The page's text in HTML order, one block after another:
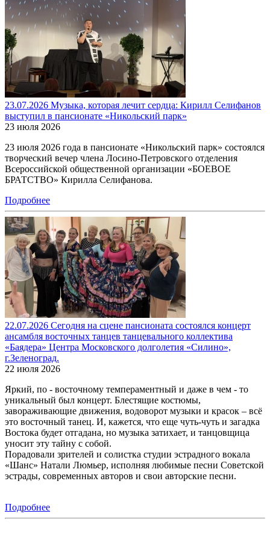
23.07.2026 Музыка, которая лечит сердца: Кирилл Селифанов
выступил в пансионате «Никольский парк»
23 июля 2026
23 июля 2026 года в пансионате «Никольский парк» состоялся
творческий вечер члена Лосино-Петровского отделения
Всероссийской общественной организации «БОЕВОЕ
БРАТСТВО» Кирилла Селифанова.
Подробнее
22.07.2026 Сегодня на сцене пансионата состоялся концерт
ансамбля восточных танцев танцевального коллектива
«Баядера» Центра Московского долголетия «Силино»,
г.Зеленоград.
22 июля 2026
Яркий, по - восточному темпераментный и даже в чем - то
уникальный был концерт. Блестящие костюмы,
завораживающие движения, водоворот музыки и красок – всё
это восточный танец. И, кажется, что еще чуть-чуть и загадка
Востока будет отгадана, но музыка затихает, и танцовщица
уносит эту тайну с собой.
Порадовали зрителей и солистка студии эстрадного вокала
«Шанс» Натали Люмьер, исполняя любимые песни Советской
эстрады, современных авторов и свои авторские песни.
Подробнее